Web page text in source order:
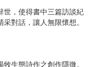
世，使得書中三篇訪談紀
對話，讓人無限懷想。
生態詩作之創作隱微。